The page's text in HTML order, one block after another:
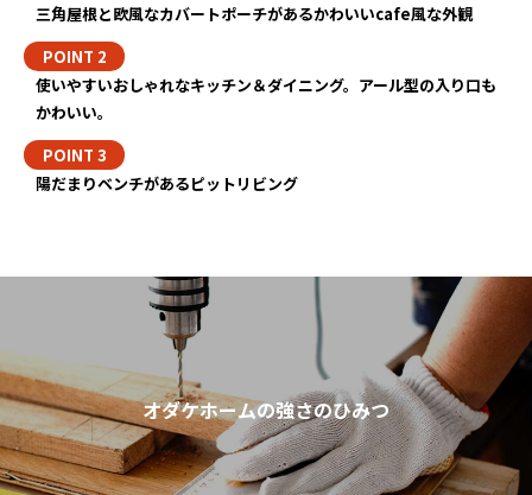
三角屋根と欧風なカバートポーチがあるかわいいcafe風な外観
使いやすいおしゃれなキッチン＆ダイニング。アール型の入り口も
かわいい。
陽だまりベンチがあるピットリビング
オダケホームの強さのひみつ